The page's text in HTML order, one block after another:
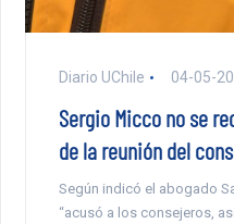
Diario UChile 04-05-
Sergio Micco no se
de la reunión del
Según indicó el abogado
“acusó a los consejeros,